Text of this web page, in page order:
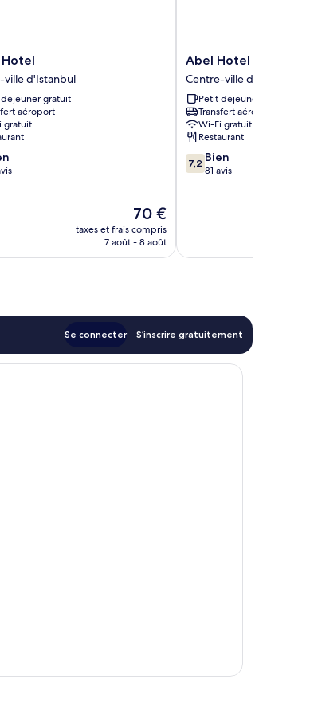
Hotel
ville d'Istanbul
gratuit
aéroport
gratuit
Le
nouveau
prix
70 €
taxes et frais compris
7 août - 8 août
Abel
Hotel
Centre-
ville
d'Istanbul
Abel Hotel
Centre-ville d'Istanbul
Petit déjeuner gratuit
Transfert aéroport
Wi-Fi gratuit
Restaurant
7.2
sur
7,2 Bien
81 avis
Se connecter S’inscrire gratuitement